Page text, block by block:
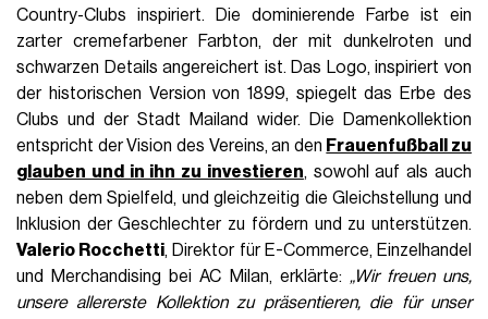
Country-Clubs inspiriert. Die dominierende Farbe ist ein
zarter cremefarbener Farbton, der mit dunkelroten und
schwarzen Details angereichert ist. Das Logo, inspiriert von
der historischen Version von 1899, spiegelt das Erbe des
Clubs und der Stadt Mailand wider. Die Damenkollektion
entspricht der Vision des Vereins, an den Frauenfußball zu
glauben und in ihn zu investieren, sowohl auf als auch
neben dem Spielfeld, und gleichzeitig die Gleichstellung und
Inklusion der Geschlechter zu fördern und zu unterstützen.
Valerio Rocchetti, Direktor für E-Commerce, Einzelhandel
und Merchandising bei AC Milan, erklärte: „Wir freuen uns,
unsere allererste Kollektion zu präsentieren, die für unser